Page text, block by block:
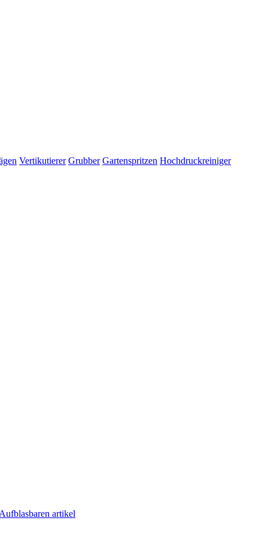
Vertikutierer Grubber Gartenspritzen Hochdruckreiniger
Aufblasbaren artikel